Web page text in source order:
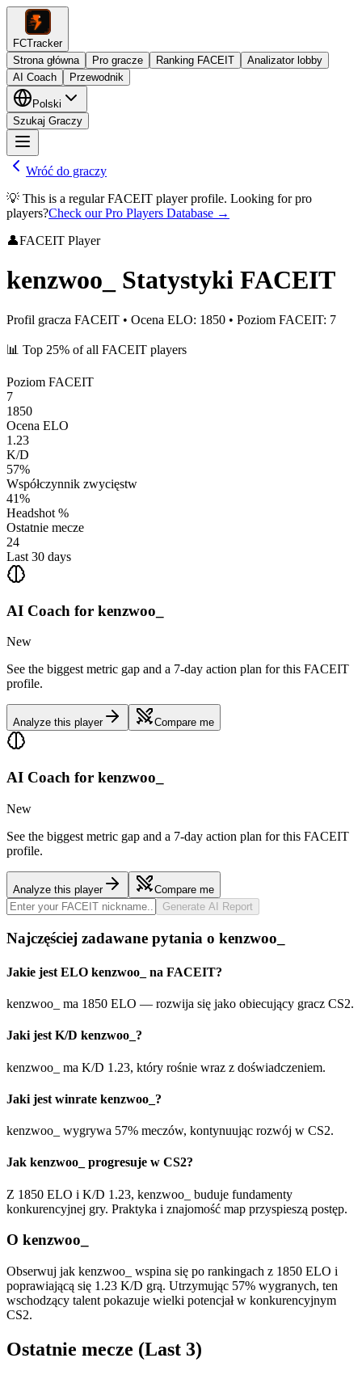
FCTracker
Strona główna
Pro gracze Ranking FACEIT
Analizator lobby
AI Coach
Przewodnik
Polski
Szukaj Graczy
Wróć do graczy
💡 This is a regular FACEIT player profile. Looking for pro
players?Check our Pro Players Database →
👤FACEIT Player
kenzwoo_ Statystyki FACEIT
Profil gracza FACEIT • Ocena ELO: 1850 • Poziom FACEIT: 7
📊 Top 25% of all FACEIT players
Poziom FACEIT
7
1850
Ocena ELO
1.23
K/D
57%
Współczynnik zwycięstw
41%
Headshot %
Ostatnie mecze
24
Last 30 days
AI Coach for kenzwoo_
New
See the biggest metric gap and a 7-day action plan for this FACEIT
profile.
Analyze this player Compare me
AI Coach for kenzwoo_
New
See the biggest metric gap and a 7-day action plan for this FACEIT
profile.
Analyze this player
Compare me
Generate AI Report
Najczęściej zadawane pytania o kenzwoo_
Jakie jest ELO kenzwoo_ na FACEIT?
kenzwoo_ ma 1850 ELO — rozwija się jako obiecujący gracz CS2.
Jaki jest K/D kenzwoo_?
kenzwoo_ ma K/D 1.23, który rośnie wraz z doświadczeniem.
Jaki jest winrate kenzwoo_?
kenzwoo_ wygrywa 57% meczów, kontynuując rozwój w CS2.
Jak kenzwoo_ progresuje w CS2?
Z 1850 ELO i K/D 1.23, kenzwoo_ buduje fundamenty
konkurencyjnej gry. Praktyka i znajomość map przyspieszą postęp.
O kenzwoo_
Obserwuj jak kenzwoo_ wspina się po rankingach z 1850 ELO i
poprawiającą się 1.23 K/D grą. Utrzymując 57% wygranych, ten
wschodzący talent pokazuje wielki potencjał w konkurencyjnym
CS2.
Ostatnie mecze (Last 3)